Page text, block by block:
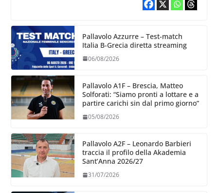
Pallavolo Azzurre – Test-match
Italia B-Grecia diretta streaming
06/08/2026
Pallavolo A1F – Brescia, Matteo
Solforati: “Siamo pronti a lottare e a
partire carichi sin dal primo giorno”
05/08/2026
Pallavolo A2F – Leonardo Barbieri
traccia il profilo della Akademia
Sant’Anna 2026/27
31/07/2026